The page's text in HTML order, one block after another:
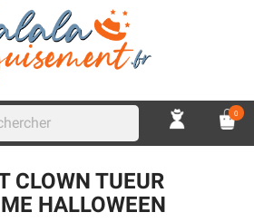
0
CLOWN TUEUR
HALLOWEEN